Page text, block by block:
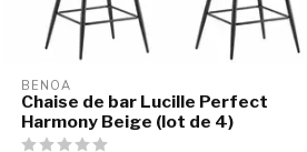
BENOA
Chaise de bar Lucille Perfect
Harmony Beige (lot de 4)